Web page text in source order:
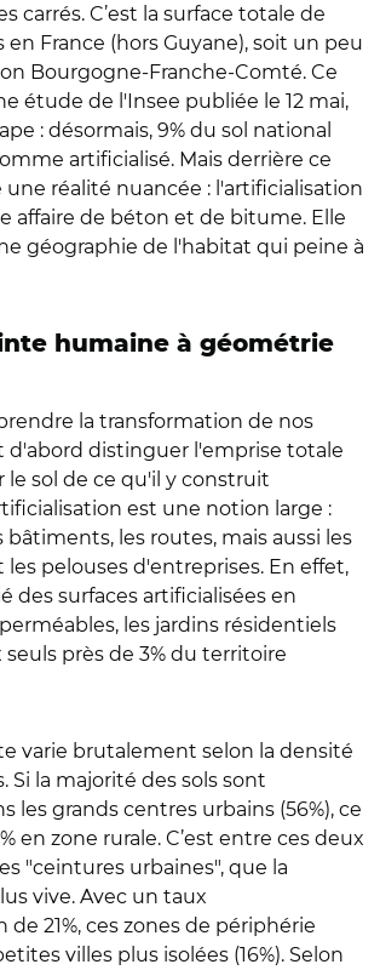
carrés. C’est la surface totale de
en France (hors Guyane), soit un peu
Bourgogne-Franche-Comté. Ce
étude de l'Insee publiée le 12 mai,
: désormais, 9% du sol national
artificialisé. Mais derrière ce
réalité nuancée : l'artificialisation
affaire de béton et de bitume. Elle
géographie de l'habitat qui peine à
humaine à géométrie
la transformation de nos
d'abord distinguer l'emprise totale
le sol de ce qu'il y construit
est une notion large :
bâtiments, les routes, mais aussi les
les pelouses d'entreprises. En effet,
des surfaces artificialisées en
les jardins résidentiels
près de 3% du territoire
varie brutalement selon la densité
Si la majorité des sols sont
les grands centres urbains (56%), ce
en zone rurale. C’est entre ces deux
"ceintures urbaines", que la
vive. Avec un taux
de 21%, ces zones de périphérie
villes plus isolées (16%). Selon